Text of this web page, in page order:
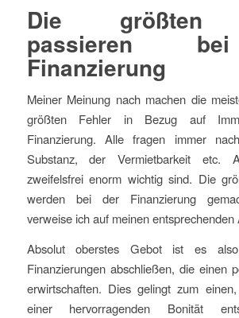
Die größten
passieren
Finanzierung
Meiner Meinung nach machen die
größten Fehler in Bezug auf
Finanzierung. Alle fragen immer
Substanz, der Vermietbarkeit etc.
zweifelsfrei enorm wichtig sind. Die
werden bei der Finanzierung
verweise ich auf meinen entsprechenden
Absolut oberstes Gebot ist es
Finanzierungen abschließen, die einen
erwirtschaften. Dies gelingt zum
einer hervorragenden Bonität